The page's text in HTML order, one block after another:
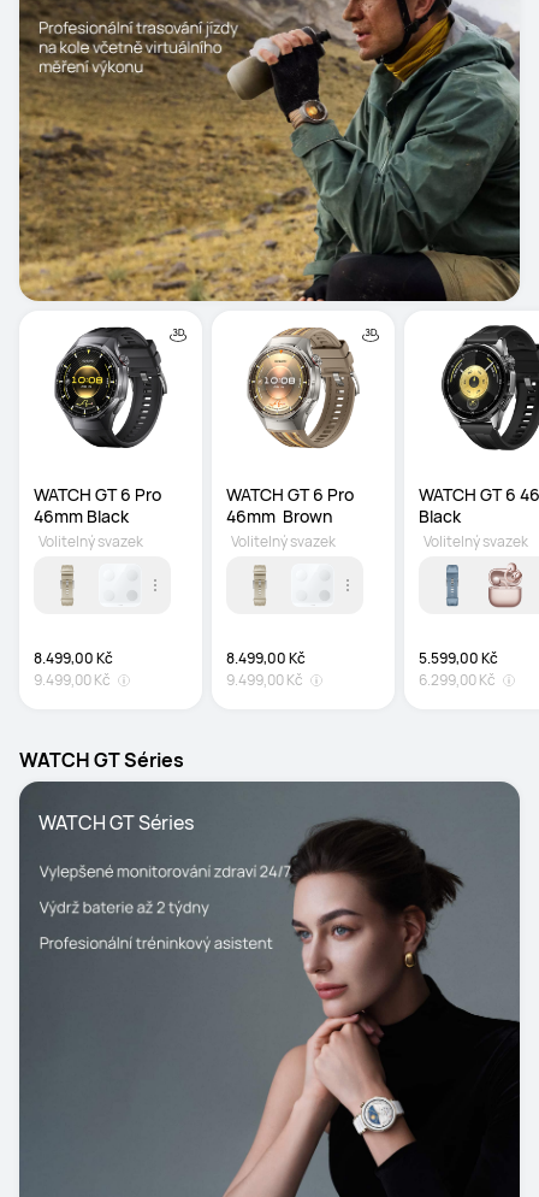
WATCH GT 6 Pro
46mm Black
8.499,00 Kč
9.499,00 Kč
Volitelný svazek
WATCH GT 6 Pro
8.499,00 Kč
9.499,00 Kč
Volitelný svazek
WATCH GT 6
Black
5.599,00 Kč
6.299,00 Kč
Volitelný svazek
WATCH GT Séries
WATCH GT Séries